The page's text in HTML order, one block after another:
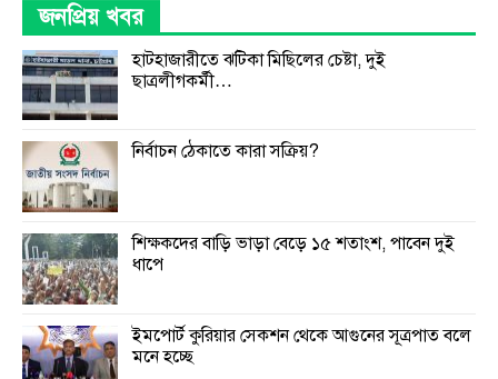
জনপ্রিয় খবর
হাটহাজারীতে ঝটিকা মিছিলের চেষ্টা, দুই
ছাত্রলীগকর্মী…
নির্বাচন ঠেকাতে কারা সক্রিয়?
শিক্ষকদের বাড়ি ভাড়া বেড়ে ১৫ শতাংশ, পাবেন দুই
ধাপে
ইমপোর্ট কুরিয়ার সেকশন থেকে আগুনের সূত্রপাত বলে
মনে হচ্ছে